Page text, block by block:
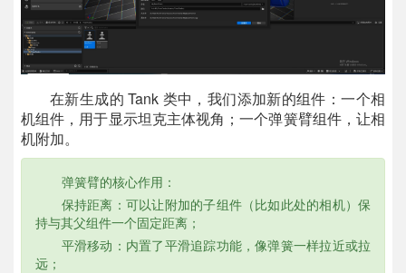
在新生成的 Tank 类中，我们添加新的组件：一个相
机组件，用于显示坦克主体视角；一个弹簧臂组件，让相
机附加。
弹簧臂的核心作用：
保持距离：可以让附加的子组件（比如此处的相机）保
持与其父组件一个固定距离；
平滑移动：内置了平滑追踪功能，像弹簧一样拉近或拉
远；